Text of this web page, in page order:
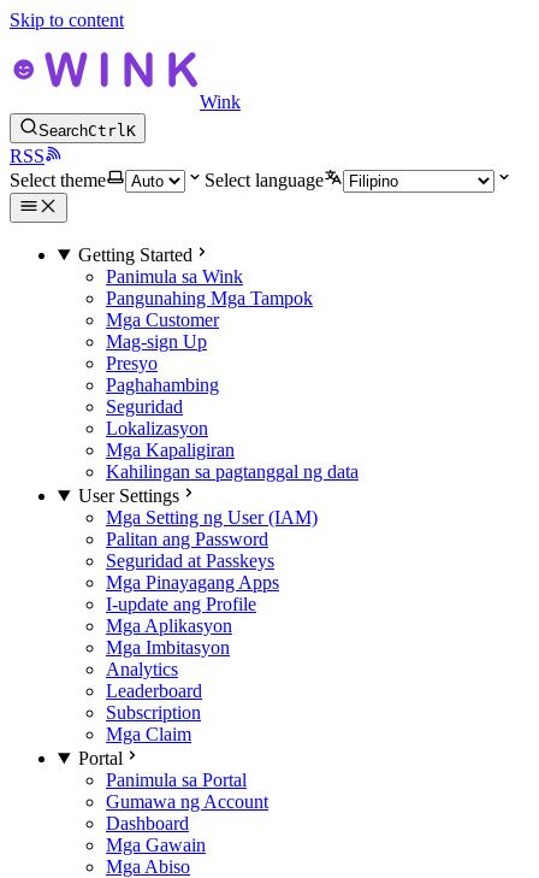
Skip to content
Wink
SearchCtrlK
RSS
Select theme
Select language
Getting Started
Panimula sa Wink
Pangunahing Mga Tampok
Mga Customer
Mag-sign Up
Presyo
Paghahambing
Seguridad
Lokalizasyon
Mga Kapaligiran
Kahilingan sa pagtanggal ng data
User Settings
Mga Setting ng User (IAM)
Palitan ang Password
Seguridad at Passkeys
Mga Pinayagang Apps
I-update ang Profile
Mga Aplikasyon
Mga Imbitasyon
Analytics
Leaderboard
Subscription
Mga Claim
Portal
Panimula sa Portal
Gumawa ng Account
Dashboard
Mga Gawain
Mga Abiso